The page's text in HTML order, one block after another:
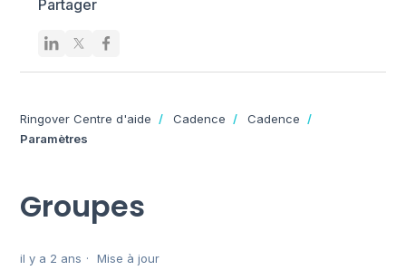
Partager
Ringover Centre d'aide Cadence
Cadence
Paramètres
Groupes
il y a 2 ans Mise à jour